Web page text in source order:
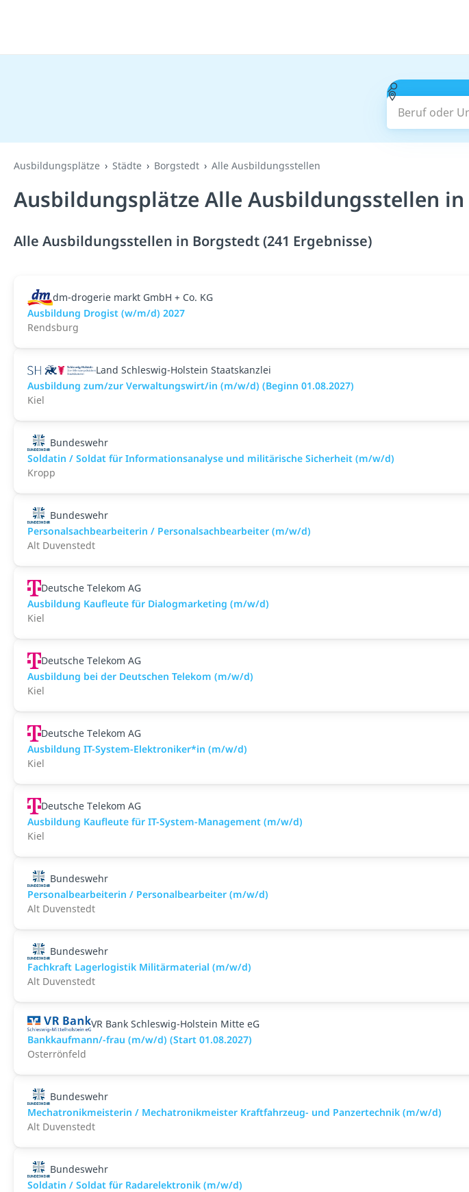
Beruf oder
Ausbildungsplätze Städte Borgstedt Alle Ausbildungsstellen
Ausbildungsplätze Alle Ausbildungsstellen in
Alle Ausbildungsstellen in Borgstedt (241 Ergebnisse)
dm-drogerie markt GmbH + Co. KG
Ausbildung Drogist (w/m/d) 2027
Rendsburg
Land Schleswig-Holstein Staatskanzlei
Ausbildung zum/zur Verwaltungswirt/in (m/w/d) (Beginn 01.08.2027)
Kiel
Bundeswehr
Soldatin / Soldat für Informationsanalyse und militärische Sicherheit (m/w/d)
Kropp
Bundeswehr
Personalsachbearbeiterin / Personalsachbearbeiter (m/w/d)
Alt Duvenstedt
Deutsche Telekom AG
Ausbildung Kaufleute für Dialogmarketing (m/w/d)
Kiel
Deutsche Telekom AG
Ausbildung bei der Deutschen Telekom (m/w/d)
Kiel
Deutsche Telekom AG
Ausbildung IT-System-Elektroniker*in (m/w/d)
Kiel
Deutsche Telekom AG
Ausbildung Kaufleute für IT-System-Management (m/w/d)
Kiel
Bundeswehr
Personalbearbeiterin / Personalbearbeiter (m/w/d)
Alt Duvenstedt
Bundeswehr
Fachkraft Lagerlogistik Militärmaterial (m/w/d)
Alt Duvenstedt
VR Bank Schleswig-Holstein Mitte eG
Bankkaufmann/-frau (m/w/d) (Start 01.08.2027)
Osterrönfeld
Bundeswehr
Mechatronikmeisterin / Mechatronikmeister Kraftfahrzeug- und Panzertechnik (m/w/d)
Alt Duvenstedt
Bundeswehr
Soldatin / Soldat für Radarelektronik (m/w/d)